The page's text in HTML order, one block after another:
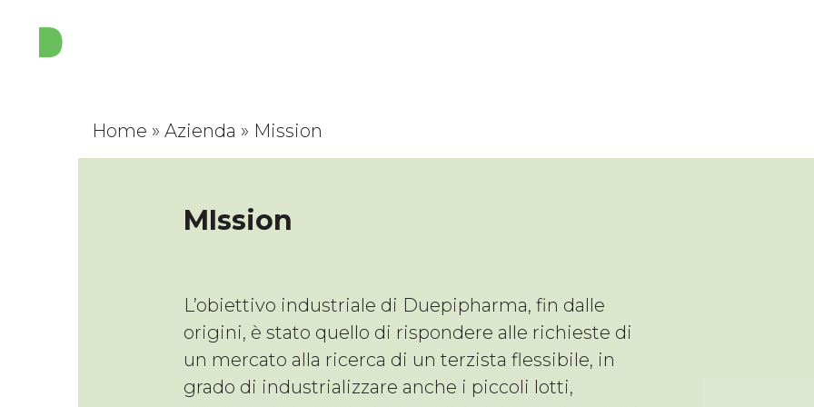
mobile
mobile
Home » Azienda » Mission
MIssion
L’obiettivo industriale di Duepipharma, fin dalle
origini, è stato quello di rispondere alle richieste di
un mercato alla ricerca di un terzista flessibile, in
grado di industrializzare anche i piccoli lotti,